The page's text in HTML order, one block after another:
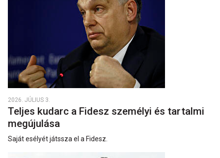
2026. JÚLIUS 3.
Teljes kudarc a Fidesz személyi és tartalmi
megújulása
Saját esélyét játssza el a Fidesz.